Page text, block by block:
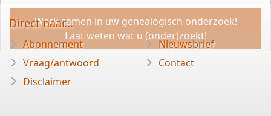
Werk samen in uw genealogisch onderzoek!
Laat weten wat u (onder)zoekt!
Direct naar...
Abonnement
Vraag/antwoord
Disclaimer
Nieuwsbrief
Contact